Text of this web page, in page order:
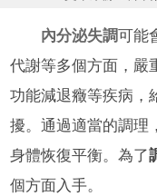
內分泌失調可能
代謝等多個方面，嚴
功能減退癥等疾病，
擾。通過適當的調理
身體恢復平衡。為了
個方面入手。